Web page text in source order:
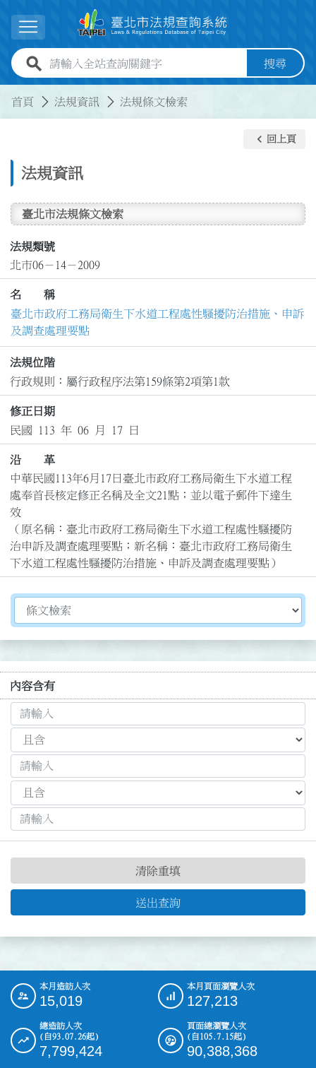
展開選單
全站查詢關鍵字欄位 搜尋
首頁 法規資訊 法規條文檢索
法規資訊
keyboard_arrow_left 回上頁
臺北市法規條文檢索
法規類號
北市06－14－2009
名 稱
臺北市政府工務局衛生下水道工程處性騷擾防治措施、申訴
及調查處理要點
法規位階
行政規則：屬行政程序法第159條第2項第1款
修正日期
民國 113 年 06 月 17 日
沿 革
中華民國113年6月17日臺北市政府工務局衛生下水道工程
處奉首長核定修正名稱及全文21點；並以電子郵件下達生
效
（原名稱：臺北市政府工務局衛生下水道工程處性騷擾防
治申訴及調查處理要點；新名稱：臺北市政府工務局衛生
下水道工程處性騷擾防治措施、申訴及調查處理要點）
切換選擇法規資訊內容
內容含有
送出查詢
清除重填
::: 本月造訪人次
15,019
本月頁面瀏覽人次
127,213
總造訪人次
(自93.07.26起)
7,799,424
頁面總瀏覽人次
(自105.7.15起)
90,388,368